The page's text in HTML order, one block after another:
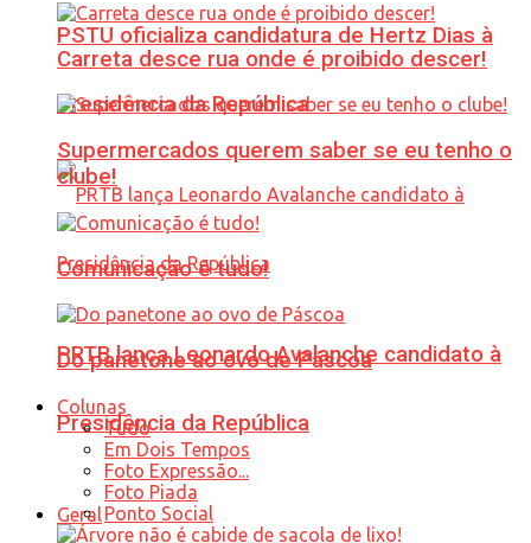
PSTU oficializa candidatura de Hertz Dias à
Presidência da República
PRTB lança Leonardo Avalanche candidato à
Presidência da República
Geral
Carreta desce rua onde é proibido descer!
Supermercados querem saber se eu tenho o
clube!
Comunicação é tudo!
Do panetone ao ovo de Páscoa
Colunas
Tudo
Em Dois Tempos
Foto Expressão...
Foto Piada
Ponto Social